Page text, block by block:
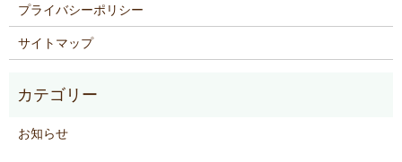
プライバシーポリシー
サイトマップ
お知らせ